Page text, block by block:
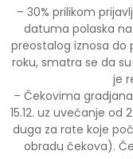
– 30% prilikom
datuma polaska
preostalog iznosa
roku, smatra se da
je
– Čekovima
15.12. uz uvećanje
duga za rate koje
obradu čekova).